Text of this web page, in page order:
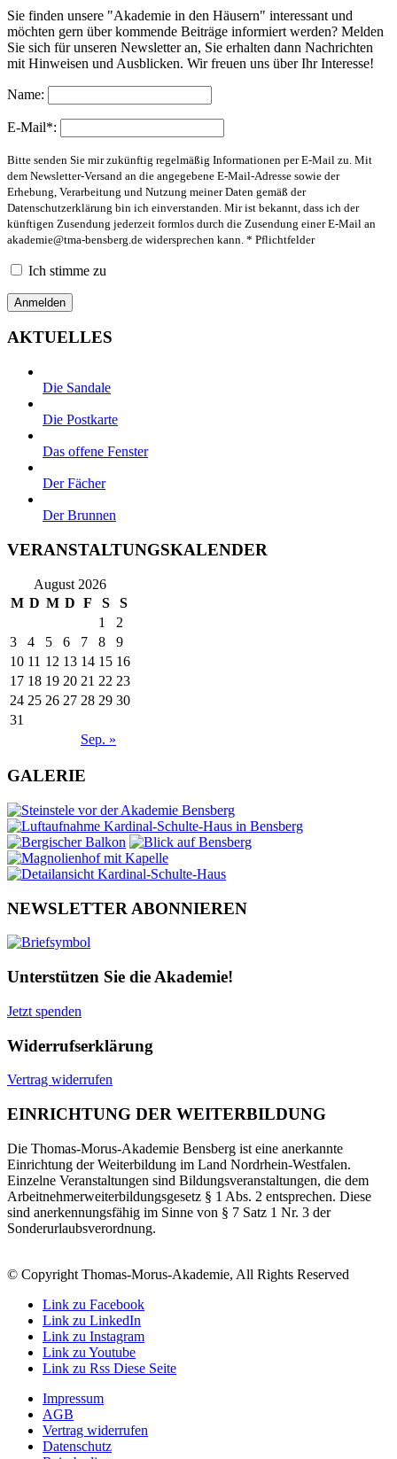
Sie finden unsere "Akademie in den Häusern" interessant und
möchten gern über kommende Beiträge informiert werden? Melden
Sie sich für unseren Newsletter an, Sie erhalten dann Nachrichten
mit Hinweisen und Ausblicken. Wir freuen uns über Ihr Interesse!
Name:
E-Mail*:
Bitte senden Sie mir zukünftig regelmäßig Informationen per E-Mail zu. Mit
dem Newsletter-Versand an die angegebene E-Mail-Adresse sowie der
Erhebung, Verarbeitung und Nutzung meiner Daten gemäß der
Datenschutzerklärung bin ich einverstanden. Mir ist bekannt, dass ich der
künftigen Zusendung jederzeit formlos durch die Zusendung einer E-Mail an
akademie@tma-bensberg.de widersprechen kann. * Pflichtfelder
Ich stimme zu
AKTUELLES
Die Sandale
Die Postkarte
Das offene Fenster
Der Fächer
Der Brunnen
VERANSTALTUNGSKALENDER
August 2026
M D M D F S S
Sep. »
1
2
3
4 5 6 7 8
9
10 11 12 13 14 15 16
17 18 19 20 21 22 23
24 25 26 27 28 29 30
31
GALERIE
NEWSLETTER ABONNIEREN
Unterstützen Sie die Akademie!
Jetzt spenden
Widerrufserklärung
Vertrag widerrufen
EINRICHTUNG DER WEITERBILDUNG
Die Thomas-Morus-Akademie Bensberg ist eine anerkannte
Einrichtung der Weiterbildung im Land Nordrhein-Westfalen.
Einzelne Veranstaltungen sind Bildungsveranstaltungen, die dem
Arbeitnehmerweiterbildungsgesetz § 1 Abs. 2 entsprechen. Diese
sind anerkennungsfähig im Sinne von § 7 Satz 1 Nr. 3 der
Sonderurlaubsverordnung.
© Copyright Thomas-Morus-Akademie, All Rights Reserved
Link zu Facebook
Link zu LinkedIn
Link zu Instagram
Link zu Youtube
Link zu Rss Diese Seite
Impressum
AGB
Vertrag widerrufen
Datenschutz